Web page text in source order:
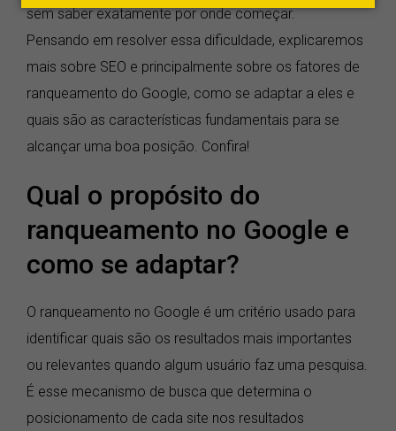
sem saber exatamente por onde começar.
Pensando em resolver essa dificuldade, explicaremos
mais sobre SEO e principalmente sobre os fatores de
ranqueamento do Google, como se adaptar a eles e
quais são as características fundamentais para se
alcançar uma boa posição. Confira!
Qual o propósito do
ranqueamento no Google e
como se adaptar?
O ranqueamento no Google é um critério usado para
identificar quais são os resultados mais importantes
ou relevantes quando algum usuário faz uma pesquisa.
É esse mecanismo de busca que determina o
posicionamento de cada site nos resultados